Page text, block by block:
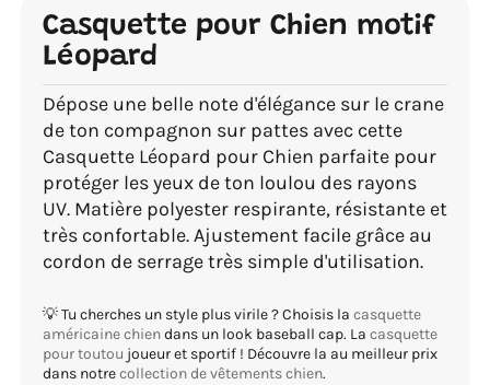
Casquette pour Chien motif
Léopard
Dépose une belle note d'élégance sur le crane
de ton compagnon sur pattes avec cette
Casquette Léopard pour Chien parfaite pour
protéger les yeux de ton loulou des rayons
UV. Matière polyester respirante, résistante et
très confortable. Ajustement facile grâce au
cordon de serrage très simple d'utilisation.
💡 Tu cherches un style plus virile ? Choisis la casquette
américaine chiendans un look baseball cap. La casquette
pour toutou joueur et sportif ! Découvre la au meilleur prix
dans notrecollection de vêtements chien.